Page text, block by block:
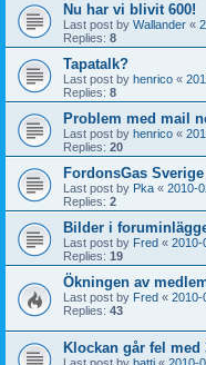
Nu har vi blivit 600!
Last post by Wallander «
Replies: 8
Tapatalk?
Last post by henrico «
Replies: 8
Problem med mail
Last post by henrico «
Replies: 20
FordonsGas
Last post by Pka « 2010-
Replies: 2
Bilder i
Last post by Fred « 2010-
Replies: 19
Ökningen av
Last post by Fred « 2010-
Replies: 43
Klockan går fel med